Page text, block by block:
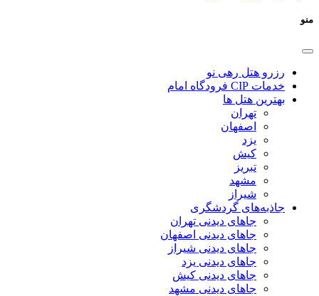
منو
رزرو هتل رهی نو
خدمات CIP فرودگاه امام
بهترین هتل ها
تهران
اصفهان
یزد
کیش
تبریز
مشهد
شیراز
جاذبه‌های گردشگری
جاهای دیدنی تهران
جاهای دیدنی اصفهان
جاهای دیدنی شیراز
جاهای دیدنی یزد
جاهای دیدنی کیش
جاهای دیدنی مشهد